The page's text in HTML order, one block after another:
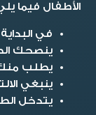
الأطفال فيما
في
ينصحك
يطلب منك
ينبغي
يتدخل